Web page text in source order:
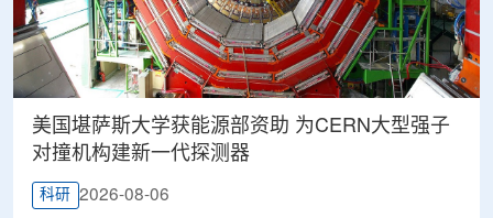
美国堪萨斯大学获能源部资助 为CERN大型强子
对撞机构建新一代探测器
科研 2026-08-06